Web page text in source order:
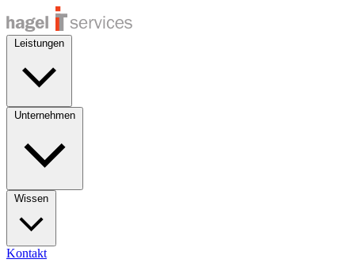
Kontakt